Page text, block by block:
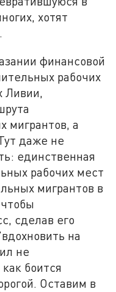
хотят
финансовой
рабочих
Ливии,
мигрантов, а
даже не
единственная
рабочих мест
мигрантов в
сделав его
на
не
боится
Оставим в